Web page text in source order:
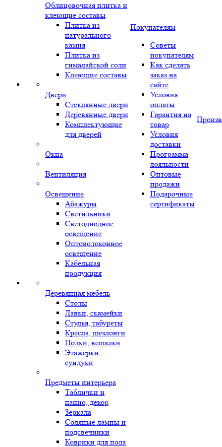
Облицовочная плитка и
клеющие составы
Плитка из
натурального
камня
Плитка из
гималайской соли
Клеющие составы
Двери
Стеклянные двери
Деревянные двери
Комплектующие
для дверей
Окна
Вентиляция
Освещение
Абажуры
Светильники
Светодиодное
освещение
Оптоволоконное
освещение
Кабельная
продукция
Деревянная мебель
Столы
Лавки, скамейки
Стулья, табуреты
Кресла, шезлонги
Полки, вешалки
Этажерки,
сундуки
Предметы интерьера
Таблички и
панно, декор
Зеркала
Соляные лампы и
подсвечники
Коврики для пола
Покупателям
Советы
покупателям
Как сделать
заказ на
сайте
Условия
оплаты
Гарантия на
товар
Условия
доставки
Программа
лояльности
Оптовые
продажи
Подарочные
сертификаты